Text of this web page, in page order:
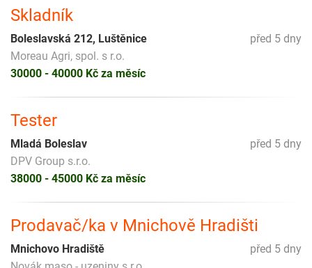
Skladník
před 5 dny
Boleslavská 212, Luštěnice
Moreau Agri, spol. s r.o.
30000 - 40000 Kč za měsíc
Tester
před 5 dny
Mladá Boleslav
DPV Group s.r.o.
38000 - 45000 Kč za měsíc
Prodavač/ka v Mnichově Hradišti
před 5 dny
Mnichovo Hradiště